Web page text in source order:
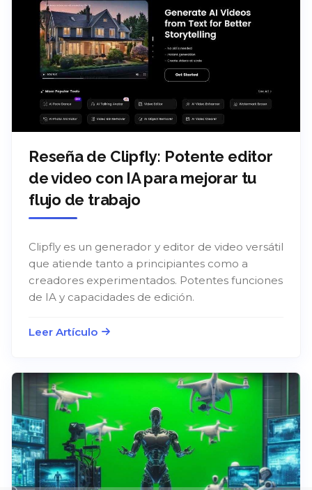
Reseña de Clipfly: Potente editor
de video con IA para mejorar tu
flujo de trabajo
Clipfly es un generador y editor de video versátil
que atiende tanto a principiantes como a
creadores experimentados. Potentes funciones
de IA y capacidades de edición.
Leer Artículo